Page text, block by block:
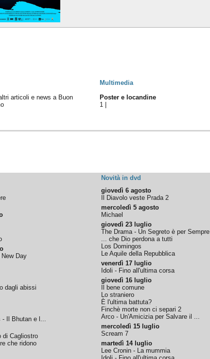
Multimedia
articoli e news a Buon
Poster e locandine
1
Novità in dvd
Day
dagli abissi
- Il Bhutan e l...
di Cagliostro
che ridono
giovedì 6 agosto
Il Diavolo veste Prada 2
mercoledì 5 agosto
Michael
giovedì 23 luglio
The Drama - Un Segreto è per Sempre
... che Dio perdona a tutti
Los Domingos
Le Aquile della Repubblica
venerdì 17 luglio
Idoli - Fino all'ultima corsa
giovedì 16 luglio
Il bene comune
Lo straniero
È l'ultima battuta?
Finchè morte non ci separi 2
Arco - Un'Amicizia per Salvare il ...
mercoledì 15 luglio
Scream 7
martedì 14 luglio
Lee Cronin - La mummia